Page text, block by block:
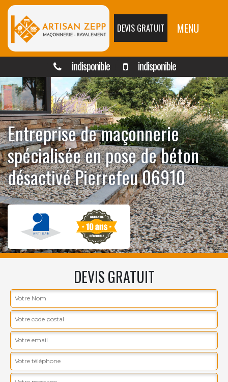
DEVIS GRATUIT MENU
indisponible indisponible
Entreprise de maçonnerie
spécialisée en pose de béton
désactivé Pierrefeu 06910
DEVIS GRATUIT